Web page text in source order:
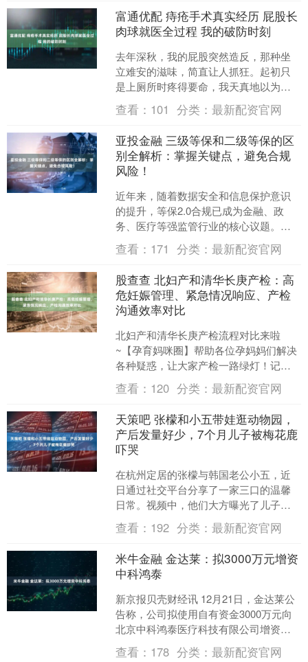
富通优配 痔疮手术真实经历 屁股长
肉球就医全过程 我的破防时刻
去年深秋，我的屁股突然造反，那种坐
立难安的滋味，简直让人抓狂。起初只
是上厕所时疼得要命，我天真地以为抹
点药膏就能搞定。直到洗澡时摸到两个
硬邦邦的肉球，走路还火辣....
查看： 101 分类：最新配资官网
亚投金融 三级等保和二级等保的区
别全解析：掌握关键点，避免合规
风险！
近年来，随着数据安全和信息保护意识
的提升，等保2.0合规已成为金融、政
务、医疗等强监管行业的核心议题。作
为一名深耕等保合规领域多年的实战派
顾问，我见证了无数企业....
查看： 171 分类：最新配资官网
股查查 北妇产和清华长庚产检：高
危妊娠管理、紧急情况响应、产检
沟通效率对比
北妇产和清华长庚产检流程对比来啦
~【孕育妈咪圈】帮助各位孕妈妈们解决
各种疑惑，让大家产检一路绿灯！记得
点赞收藏哦~ 本文内容节选自——孕育妈
咪圈公众号，已同意转....
查看： 120 分类：最新配资官网
天策吧 张檬和小五带娃逛动物园，
产后发量好少，7个月儿子被梅花鹿
吓哭
在杭州定居的张檬与韩国老公小五，近
日通过社交平台分享了一家三口的温馨
日常。视频中，他们大方曝光了儿子
Dylan的正面萌态。今年4月在香港出生
的Dylan，如今7....
查看： 192 分类：最新配资官网
米牛金融 金达莱：拟3000万元增资
中科鸿泰
新京报贝壳财经讯 12月21日，金达莱公
告称，公司拟使用自有资金3000万元向
北京中科鸿泰医疗科技有限公司增资，
增资后将持有其10.00%的股权。 编辑 王
进雨....
查看： 178 分类：最新配资官网